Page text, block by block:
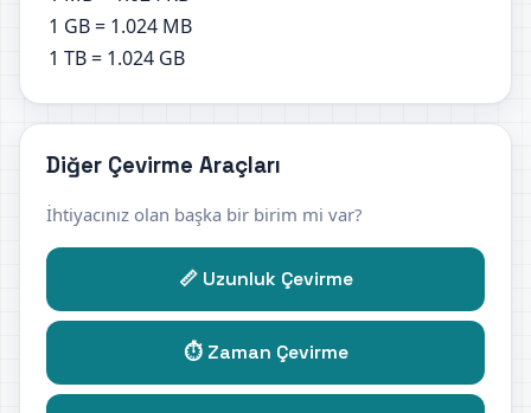
1 GB = 1.024 MB
1 TB = 1.024 GB
Diğer Çevirme Araçları
İhtiyacınız olan başka bir birim mi var?
📏 Uzunluk Çevirme
⏱️ Zaman Çevirme